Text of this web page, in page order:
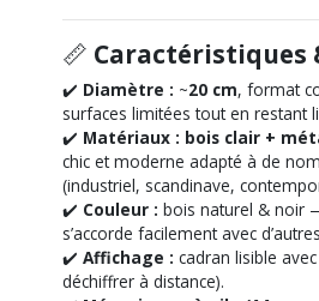
📏 Caractéristiques
✔️ Diamètre : ~20 cm, format
surfaces limitées tout en restant
✔️ Matériaux : bois clair +
chic et moderne adapté à de
(industriel, scandinave,
✔️ Couleur : bois naturel & noir
s’accorde facilement avec
✔️ Affichage : cadran lisible
déchiffrer à distance).